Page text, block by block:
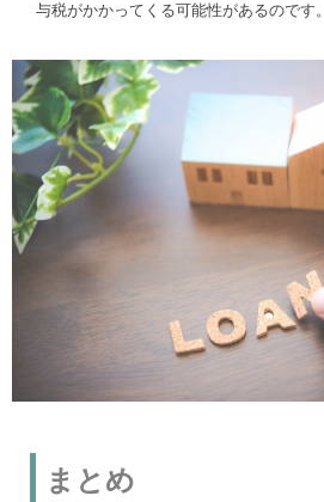
与税がかかってくる可能性があるのです。
まとめ